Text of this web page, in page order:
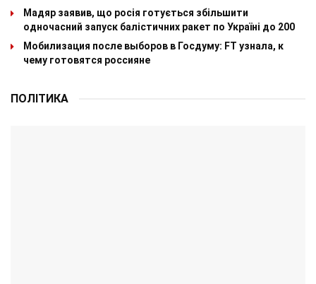
Мадяр заявив, що росія готується збільшити
одночасний запуск балістичних ракет по Україні до 200
Мобилизация после выборов в Госдуму: FT узнала, к
чему готовятся россияне
ПОЛІТИКА